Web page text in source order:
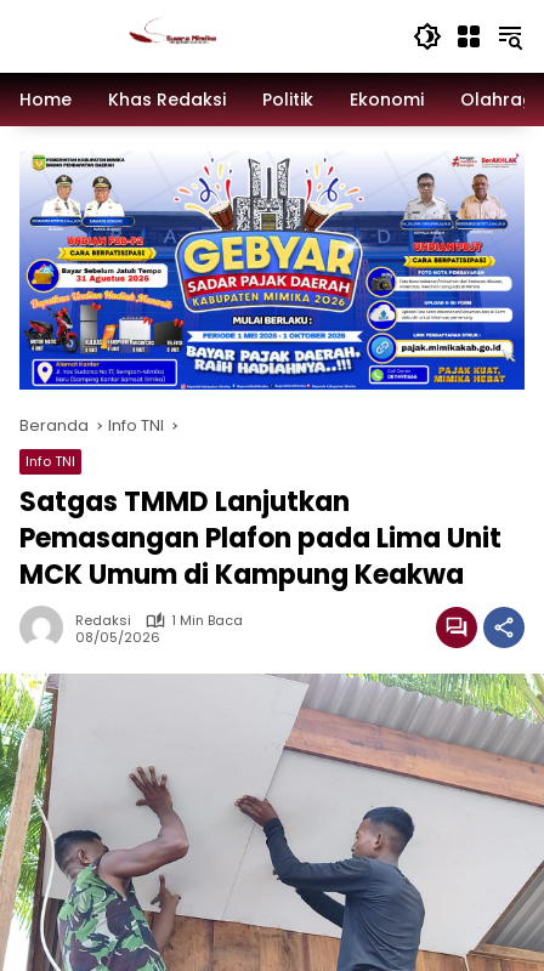
Home
Khas Redaksi Politik Ekonomi
Beranda Info TNI
Info TNI
Satgas TMMD Lanjutkan
Pemasangan Plafon pada Lima Unit
MCK Umum di Kampung Keakwa
Redaksi
1 Min Baca
08/05/2026